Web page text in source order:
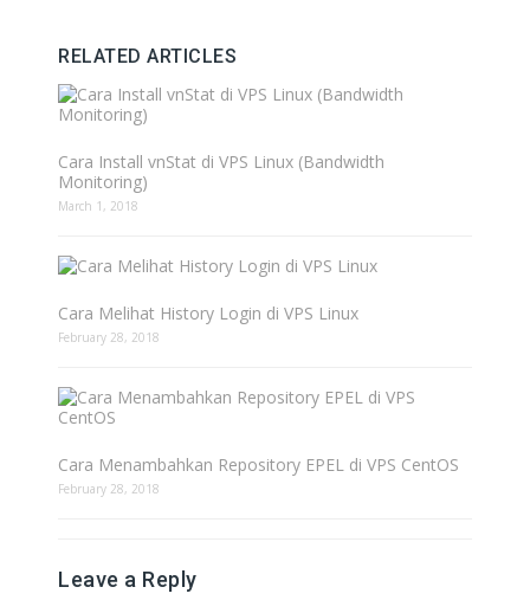
RELATED ARTICLES
Cara Install vnStat di VPS Linux (Bandwidth
Monitoring)
March 1, 2018
Cara Melihat History Login di VPS Linux
February 28, 2018
Cara Menambahkan Repository EPEL di VPS CentOS
February 28, 2018
Leave a Reply